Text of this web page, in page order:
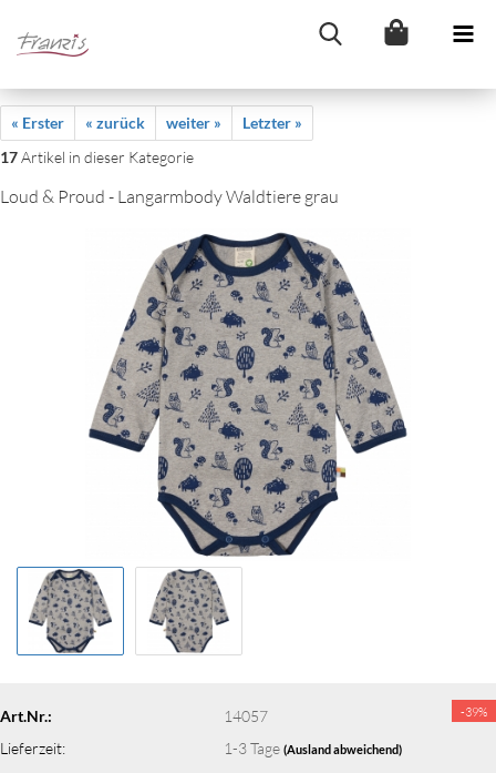
« Erster « zurück weiter »
Letzter »
17Artikel in dieser Kategorie
Loud & Proud - Langarmbody Waldtiere grau
-39%
Art.Nr.:
14057
Lieferzeit:
1-3 Tage (Ausland abweichend)